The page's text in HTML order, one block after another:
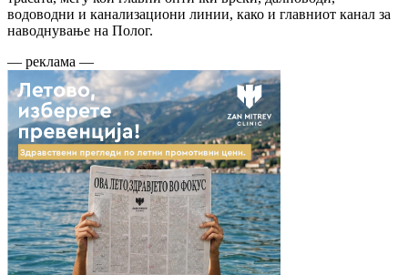
водоводни и канализациони линии, како и главниот канал за
наводнување на Полог.
— реклама —